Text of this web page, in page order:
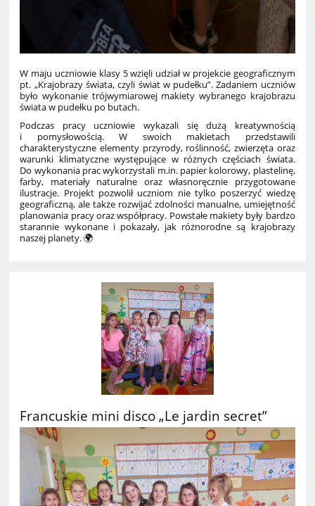
W maju uczniowie klasy 5 wzięli udział w projekcie geograficznym
pt. „Krajobrazy świata, czyli świat w pudełku”. Zadaniem uczniów
było wykonanie trójwymiarowej makiety wybranego krajobrazu
świata w pudełku po butach.
Podczas pracy uczniowie wykazali się dużą kreatywnością
i pomysłowością. W swoich makietach przedstawili
charakterystyczne elementy przyrody, roślinność, zwierzęta oraz
warunki klimatyczne występujące w różnych częściach świata.
Do wykonania prac wykorzystali m.in. papier kolorowy, plastelinę,
farby, materiały naturalne oraz własnoręcznie przygotowane
ilustracje. Projekt pozwolił uczniom nie tylko poszerzyć wiedzę
geograficzną, ale także rozwijać zdolności manualne, umiejętność
planowania pracy oraz współpracy. Powstałe makiety były bardzo
starannie wykonane i pokazały, jak różnorodne są krajobrazy
naszej planety. 🌍
Francuskie mini disco „Le jardin secret”